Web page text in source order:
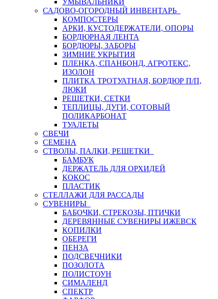
УМЫВАЛЬНИКИ
САДОВО-ОГОРОДНЫЙ ИНВЕНТАРЬ
КОМПОСТЕРЫ
АРКИ, КУСТОДЕРЖАТЕЛИ, ОПОРЫ
БОРДЮРНАЯ ЛЕНТА
БОРДЮРЫ, ЗАБОРЫ
ЗИМНИЕ УКРЫТИЯ
ПЛЕНКА, СПАНБОНД, АГРОТЕКС,
ИЗОЛОН
ПЛИТКА ТРОТУАТНАЯ, БОРДЮР П/П,
ЛЮКИ
РЕШЕТКИ, СЕТКИ
ТЕПЛИЦЫ, ДУГИ, СОТОВЫЙ
ПОЛИКАРБОНАТ
ТУАЛЕТЫ
СВЕЧИ
СЕМЕНА
СТВОЛЫ, ПАЛКИ, РЕШЕТКИ
БАМБУК
ДЕРЖАТЕЛЬ ДЛЯ ОРХИДЕЙ
КОКОС
ПЛАСТИК
СТЕЛЛАЖИ ДЛЯ РАССАДЫ
СУВЕНИРЫ
БАБОЧКИ, СТРЕКОЗЫ, ПТИЧКИ
ДЕРЕВЯННЫЕ СУВЕНИРЫ ИЖЕВСК
КОПИЛКИ
ОБЕРЕГИ
ПЕНЗА
ПОДСВЕЧНИКИ
ПОЗОЛОТА
ПОЛИСТОУН
СИМАЛЕНД
СПЕКТР